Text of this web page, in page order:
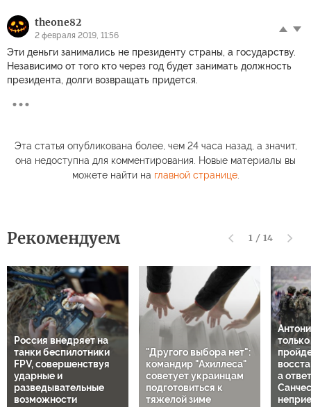
theone82
2 февраля 2019, 11:56
Эти деньги занимались не президенту страны, а государству.
Независимо от того кто через год будет занимать должность
президента, долги возвращать придется.
Эта статья опубликована более, чем 24 часа назад, а значит,
она недоступна для комментирования. Новые материалы вы
можете найти на главной странице.
Рекомендуем 1 / 14
Россия внедряет на
танки беспилотники
FPV, совершенствуя
ударные и
разведывательные
возможности
"Другого выбора нет":
командир "Ахиллеса"
советует украинцам
подготовиться к
тяжелой зиме
а